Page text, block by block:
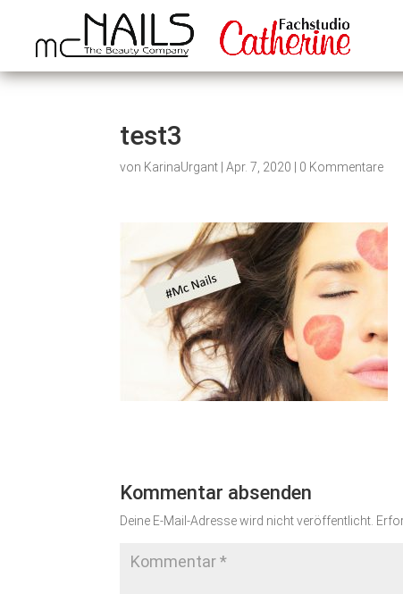
test3
von KarinaUrgant |Apr. 7, 2020 0 Kommentare
Kommentar absenden
Deine E-Mail-Adresse wird nicht veröffentlicht.